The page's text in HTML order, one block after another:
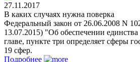
27.11.2017
В каких случаях нужна поверка
Федеральный закон от 26.06.2008 N
13.07.2015) "Об обеспечении
главе, пункте три определяет сферы
19 сфер.
Подробнее